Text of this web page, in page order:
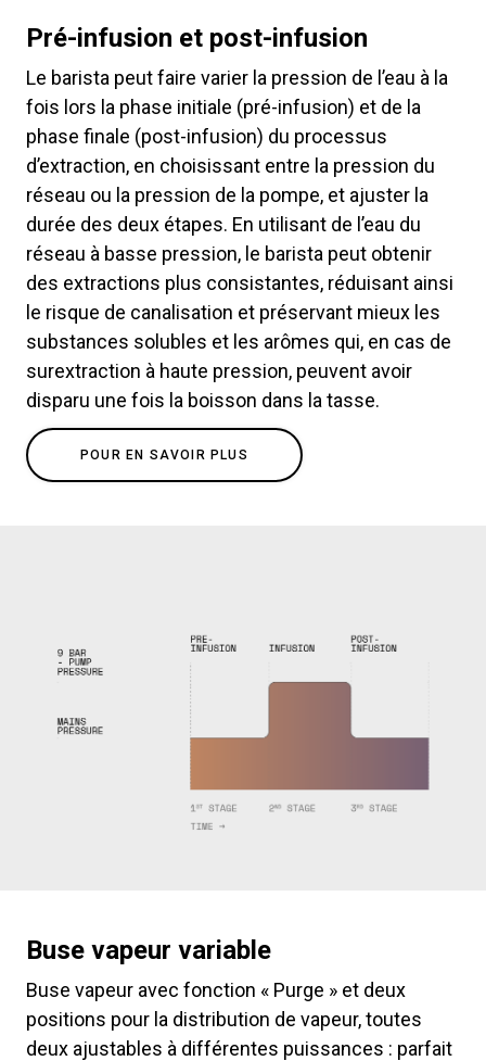
Pré-infusion et post-infusion
Le barista peut faire varier la pression de l’eau à la
fois lors la phase initiale (pré-infusion) et de la
phase finale (post-infusion) du processus
d’extraction, en choisissant entre la pression du
réseau ou la pression de la pompe, et ajuster la
durée des deux étapes. En utilisant de l’eau du
réseau à basse pression, le barista peut obtenir
des extractions plus consistantes, réduisant ainsi
le risque de canalisation et préservant mieux les
substances solubles et les arômes qui, en cas de
surextraction à haute pression, peuvent avoir
disparu une fois la boisson dans la tasse.
POUR EN SAVOIR PLUS
Buse vapeur variable
Buse vapeur avec fonction « Purge » et deux
positions pour la distribution de vapeur, toutes
deux ajustables à différentes puissances : parfait